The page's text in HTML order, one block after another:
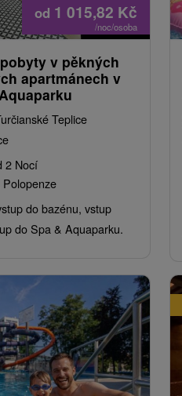
od 1 015,82 Kč
/noc/osoba
v pěkných
apartmánech v
Teplice
2 Nocí
do bazénu, vstup
do Spa & Aquaparku.